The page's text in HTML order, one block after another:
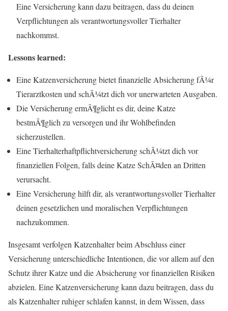
Eine Versicherung kann dazu beitragen, dass du deinen
Verpflichtungen als verantwortungsvoller Tierhalter
nachkommst.
Lessons learned:
Eine Katzenversicherung bietet finanzielle Absicherung fÃ¼r
Tierarztkosten und schÃ¼tzt dich vor unerwarteten Ausgaben.
Die Versicherung ermÃ¶glicht es dir, deine Katze
bestmÃ¶glich zu versorgen und ihr Wohlbefinden
sicherzustellen.
Eine Tierhalterhaftpflichtversicherung schÃ¼tzt dich vor
finanziellen Folgen, falls deine Katze SchÃ¤den an Dritten
verursacht.
Eine Versicherung hilft dir, als verantwortungsvoller Tierhalter
deinen gesetzlichen und moralischen Verpflichtungen
nachzukommen.
Insgesamt verfolgen Katzenhalter beim Abschluss einer
Versicherung unterschiedliche Intentionen, die vor allem auf den
Schutz ihrer Katze und die Absicherung vor finanziellen Risiken
abzielen. Eine Katzenversicherung kann dazu beitragen, dass du
als Katzenhalter ruhiger schlafen kannst, in dem Wissen, dass